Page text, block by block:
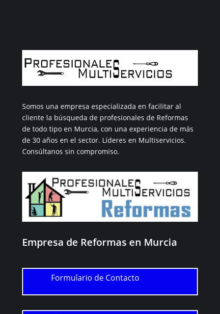
Somos una empresa especializada en facilitar al
cliente la búsqueda de profesionales de Reformas
de todo tipo en Murcia, con una experiencia de más
de 30 años en el sector. Líderes en Multiservicios.
Consúltanos sin compromiso.
Empresa de Reformas en Murcia
Formulario de Contacto